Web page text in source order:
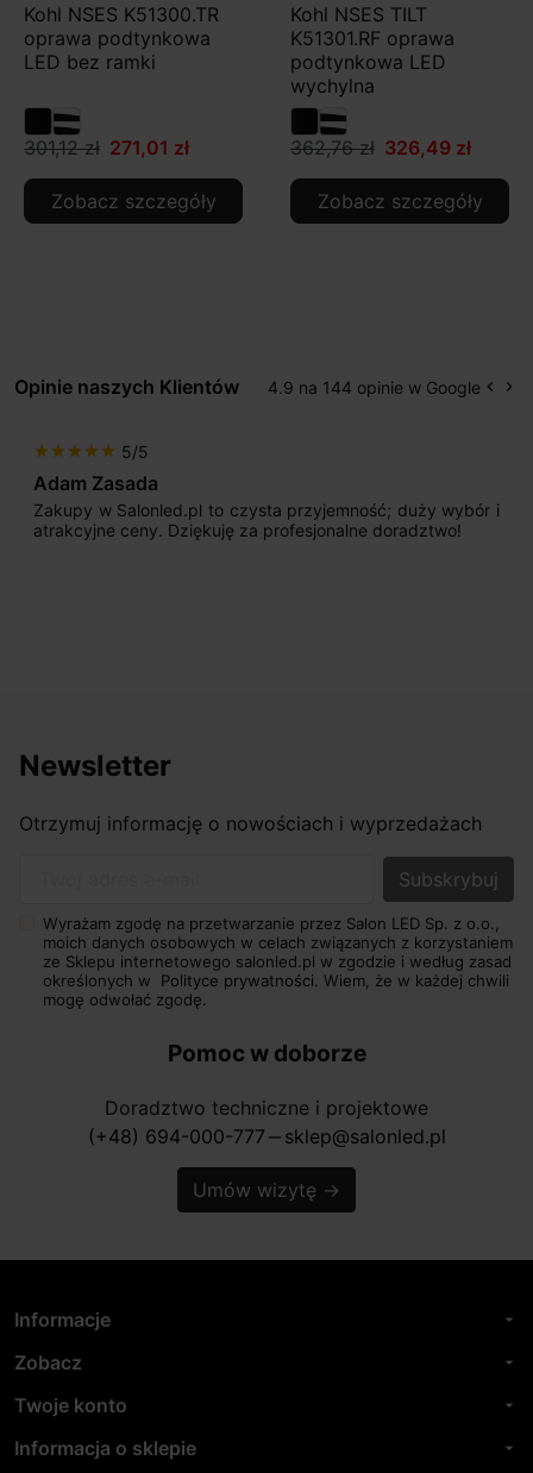
Kohl NSES K51300.TR
oprawa podtynkowa
LED bez ramki
301,12 zł 271,01 zł
Zobacz szczegóły
Kohl NSES TILT
K51301.RF oprawa
podtynkowa LED
wychylna
362,76 zł 326,49 zł
Zobacz szczegóły
Opinie naszych Klientów 4.9 na 144 opinie w Google keyboard_arrow_left keyboard_arrow_right
to czysta przyjemność; duży wybór i
za profesjonalne doradztwo!
Jestem bardzo
początku
Newsletter
Otrzymuj informację o nowościach i wyprzedażach
Wyrażam zgodę na przetwarzanie przez Salon LED Sp. z o.o.,
moich danych osobowych w celach związanych z korzystaniem
ze Sklepu internetowego salonled.pl w zgodzie i według zasad
określonych w Polityce prywatności. Wiem, że w każdej chwili
mogę odwołać zgodę.
Pomoc w doborze
Doradztwo techniczne i projektowe
(+48) 694-000-777 horizontal_rule sklep@salonled.pl
Umów wizytę →
Informacje arrow_drop_down
Zobacz arrow_drop_down
Twoje konto arrow_drop_down
Informacja o sklepie arrow_drop_down